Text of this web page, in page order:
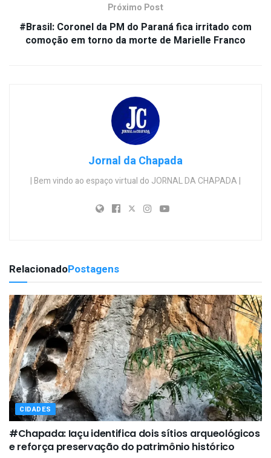
Próximo Post
#Brasil: Coronel da PM do Paraná fica irritado com
comoção em torno da morte de Marielle Franco
Jornal da Chapada
| Bem vindo ao espaço virtual do JORNAL DA CHAPADA |
RelacionadoPostagens
CIDADES
#Chapada: Iaçu identifica dois sítios arqueológicos
e reforça preservação do patrimônio histórico